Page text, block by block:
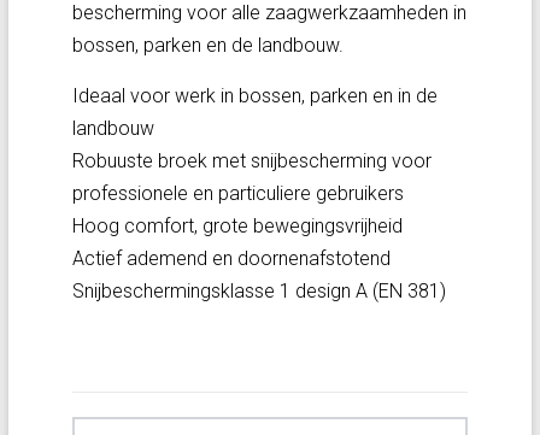
bescherming voor alle zaagwerkzaamheden in
bossen, parken en de landbouw.
Ideaal voor werk in bossen, parken en in de
landbouw
Robuuste broek met snijbescherming voor
professionele en particuliere gebruikers
Hoog comfort, grote bewegingsvrijheid
Actief ademend en doornenafstotend
Snijbeschermingsklasse 1 design A (EN 381)